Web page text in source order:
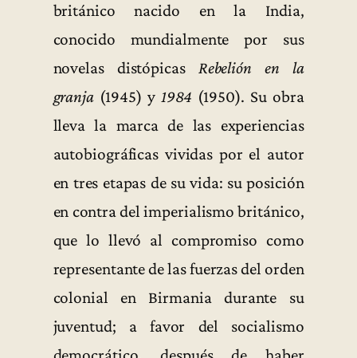
británico nacido en la India,
conocido mundialmente por sus
novelas distópicas Rebelión en la
granja(1945) y 1984 (1950). Su obra
lleva la marca de las experiencias
autobiográficas vividas por el autor
en tres etapas de su vida: su posición
en contra del imperialismo británico,
que lo llevó al compromiso como
representante de las fuerzas del orden
colonial en Birmania durante su
juventud; a favor del socialismo